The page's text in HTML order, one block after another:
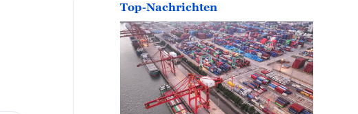
Top-Nachrichten